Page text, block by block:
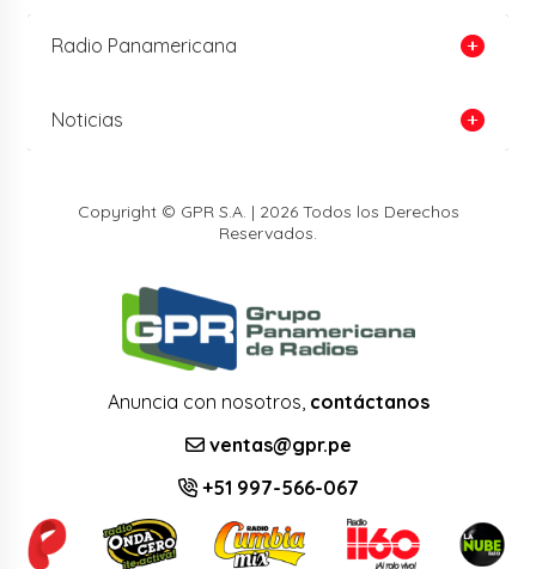
Radio Panamericana
Noticias
Copyright © GPR S.A. | 2026 Todos los Derechos
Reservados.
Anuncia con nosotros, contáctanos
ventas@gpr.pe
+51 997-566-067